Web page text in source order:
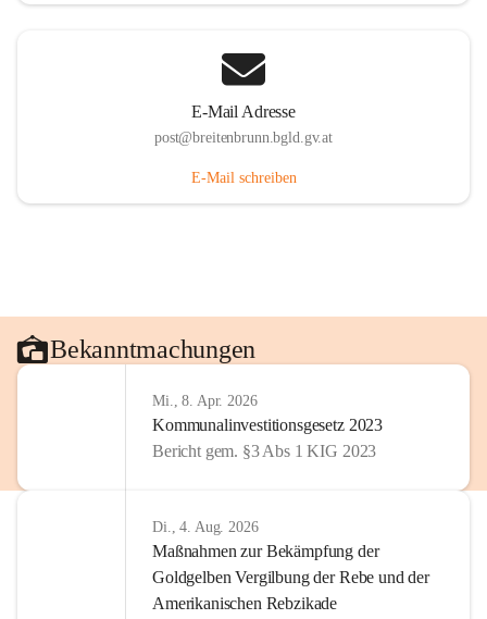
E-Mail Adresse
post@breitenbrunn.bgld.gv.at
E-Mail schreiben
Bekanntmachungen
Mi., 8. Apr. 2026
Kommunalinvestitionsgesetz 2023
Bericht gem. §3 Abs 1 KIG 2023
Di., 4. Aug. 2026
Maßnahmen zur Bekämpfung der
Goldgelben Vergilbung der Rebe und der
Amerikanischen Rebzikade